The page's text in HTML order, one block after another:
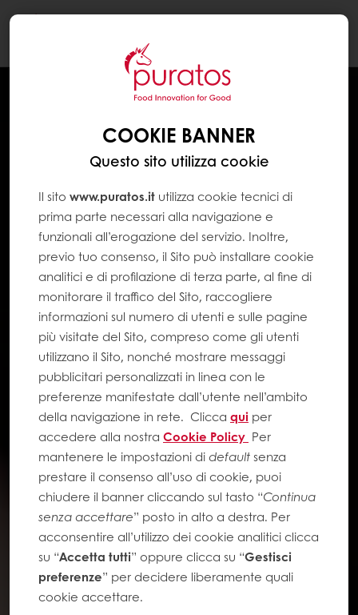
COOKIE BANNER
Questo sito utilizza cookie
Il sito www.puratos.it utilizza cookie tecnici di
prima parte necessari alla navigazione e
funzionali all’erogazione del servizio. Inoltre,
previo tuo consenso, il Sito può installare cookie
analitici e di profilazione di terza parte, al fine di
monitorare il traffico del Sito, raccogliere
informazioni sul numero di utenti e sulle pagine
più visitate del Sito, compreso come gli utenti
utilizzano il Sito, nonché mostrare messaggi
pubblicitari personalizzati in linea con le
preferenze manifestate dall’utente nell’ambito
della navigazione in rete. Clicca qui per
accedere alla nostra Cookie Policy Per
mantenere le impostazioni didefaultsenza
prestare il consenso all’uso di cookie, puoi
chiudere il banner cliccando sul tasto “Continua
senza accettare” posto in alto a destra. Per
acconsentire all’utilizzo dei cookie analitici clicca
su “Accetta tutti” oppure clicca su “Gestisci
preferenze” per decidere liberamente quali
cookie accettare.